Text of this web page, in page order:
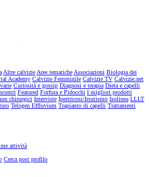
Altre calvizieAree tematicheAssociazioni Biologia dei
Academy Calvizie Femminile Calvizie TV Calvizie.net
Curiosità e gossip Diagnosi e terapia Dieta e capelli
Featured Forfora e Pidocchi I migliori prodotti
chirurgici Interviste Ipertricosi/Irsutismo Isolinea LLLT
Telogen Effluvium Trapianto di capelli Trattamenti
attività
Cerca post profilo